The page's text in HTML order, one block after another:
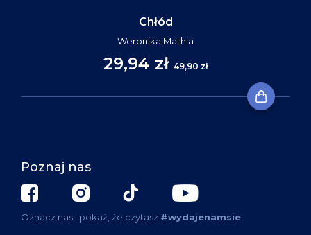
Chłód
Weronika Mathia
29,94 zł 49,90 zł
Poznaj nas
Oznacz nas i pokaż, że czytasz #wydajenamsie